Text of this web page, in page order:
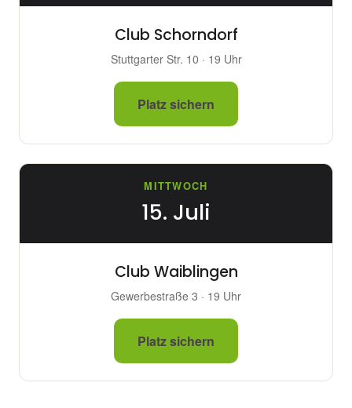
Club Schorndorf
Stuttgarter Str. 10 · 19 Uhr
Platz sichern
MITTWOCH
15. Juli
Club Waiblingen
Gewerbestraße 3 · 19 Uhr
Platz sichern